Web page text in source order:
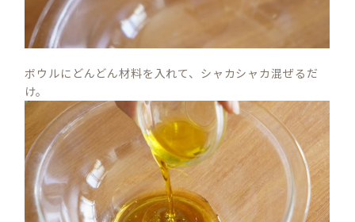
ボウルにどんどん材料を入れて、シャカシャカ混ぜるだ
け。